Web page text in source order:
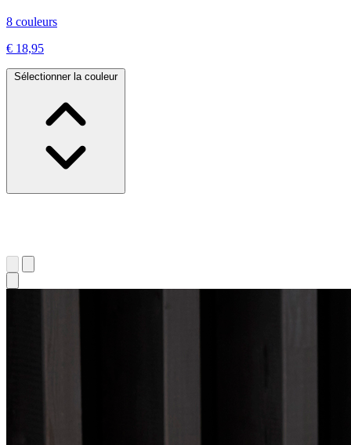
8 couleurs
€ 18,95
Sélectionner la couleur